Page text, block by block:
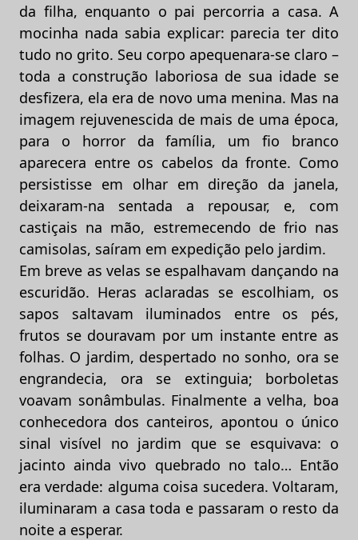
da filha, enquanto o pai percorria a casa. A
mocinha nada sabia explicar: parecia ter dito
tudo no grito. Seu corpo apequenara-se claro –
toda a construção laboriosa de sua idade se
desfizera, ela era de novo uma menina. Mas na
imagem rejuvenescida de mais de uma época,
para o horror da família, um fio branco
aparecera entre os cabelos da fronte. Como
persistisse em olhar em direção da janela,
deixaram-na sentada a repousar, e, com
castiçais na mão, estremecendo de frio nas
camisolas, saíram em expedição pelo jardim.
Em breve as velas se espalhavam dançando na
escuridão. Heras aclaradas se escolhiam, os
sapos saltavam iluminados entre os pés,
frutos se douravam por um instante entre as
folhas. O jardim, despertado no sonho, ora se
engrandecia, ora se extinguia; borboletas
voavam sonâmbulas. Finalmente a velha, boa
conhecedora dos canteiros, apontou o único
sinal visível no jardim que se esquivava: o
jacinto ainda vivo quebrado no talo… Então
era verdade: alguma coisa sucedera. Voltaram,
iluminaram a casa toda e passaram o resto da
noite a esperar.